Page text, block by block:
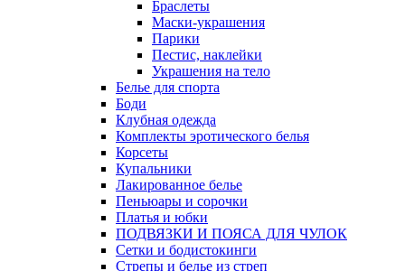
Браслеты
Маски-украшения
Парики
Пестис, наклейки
Украшения на тело
Белье для спорта
Боди
Клубная одежда
Комплекты эротического белья
Корсеты
Купальники
Лакированное белье
Пеньюары и сорочки
Платья и юбки
ПОДВЯЗКИ И ПОЯСА ДЛЯ ЧУЛОК
Сетки и бодистокинги
Стрепы и белье из стреп